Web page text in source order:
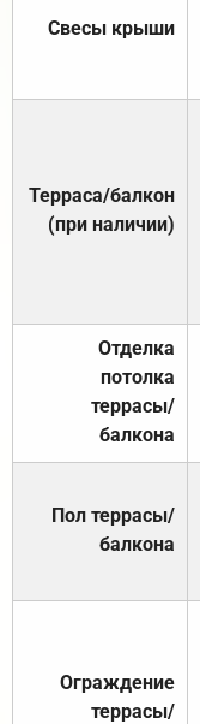
Свесы крыши
Терраса/балкон
(при наличии)
Отделка
потолка
террасы/
балкона
Пол террасы/
балкона
Ограждение
террасы/